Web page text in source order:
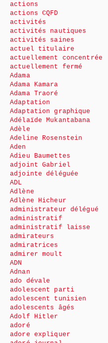
actions
actions CQFD
activités
activités nautiques
activités saines
actuel titulaire
actuellement concentrée
actuellement fermé
Adama
Adama Kamara
Adama Traoré
Adaptation
Adaptation graphique
Adélaïde Mukantabana
Adèle
Adeline Rosenstein
Aden
Adieu Baumettes
adjoint Gabriel
adjointe déléguée
ADL
Adlène
Adlène Hicheur
administrateur délégué
administratif
administratif laisse
admirateurs
admiratrices
admirer moult
ADN
Adnan
ado dévale
adolescent parti
adolescent tunisien
adolescents âgés
Adolf Hitler
adoré
adore expliquer